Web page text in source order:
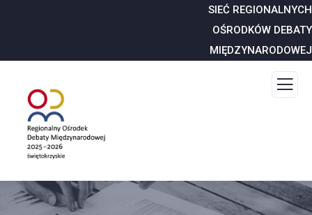
SIEĆ REGIONALNYCH
OŚRODKÓW DEBATY
MIĘDZYNARODOWEJ